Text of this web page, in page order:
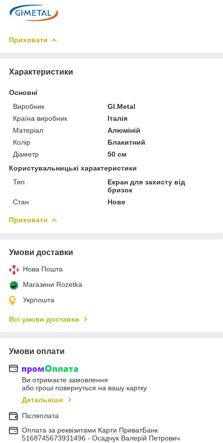
Приховати
Характеристики
Основні
Виробник
GI.Metal
Країна виробник
Італія
Матеріал
Алюміній
Колір
Блакитний
Діаметр
50 см
Користувальницькі характеристики
Тип
Екран для захисту від
бризок
Стан
Нове
Приховати
Умови доставки
Нова Пошта
Магазини Rozetka
Укрпошта
Всі умови доставки
Умови оплати
Ви отримаєте замовлення
або гроші повернуться на вашу картку
Детальніше
Післяплата
Оплата за реквізитами Карти ПриватБанк
5168745673931496 - Осадчук Валерій Петрович